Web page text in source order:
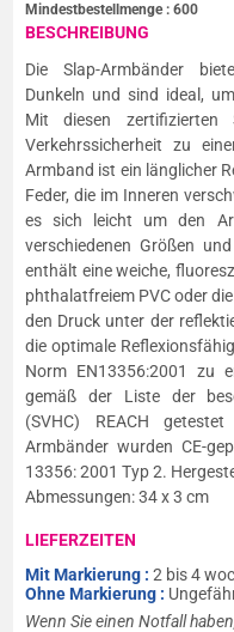
Mindestbestellmenge :600
BESCHREIBUNG
Die Slap-Armbänder
Dunkeln und sind ideal,
Mit diesen zertifizierten
Verkehrssicherheit zu
Armband ist ein länglicher
Feder, die im Inneren
es sich leicht um den
verschiedenen Größen
enthält eine weiche,
phthalatfreiem PVC oder
den Druck unter der
die optimale
Norm EN13356:2001 zu
gemäß der Liste der
(SVHC) REACH
Armbänder wurden CE-
13356: 2001 Typ 2.
Abmessungen: 34 x 3 cm
LIEFERZEITEN
Mit Markierung :2 bis 4
Ohne Markierung :
Wenn Sie einen Notfall